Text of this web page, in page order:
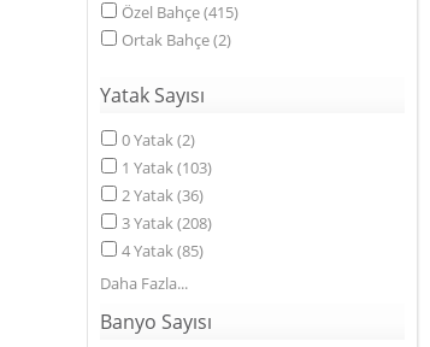
Özel Bahçe(415)
Ortak Bahçe(2)
Yatak Sayısı
0Yatak(2)
1 Yatak(103)
2Yatak(36)
3Yatak(208)
4Yatak(85)
Daha Fazla
Banyo Sayısı